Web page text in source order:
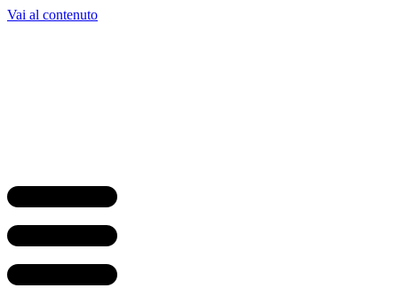
Vai al contenuto